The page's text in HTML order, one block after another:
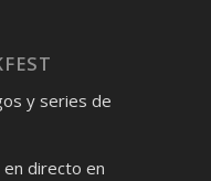
y series de
directo en